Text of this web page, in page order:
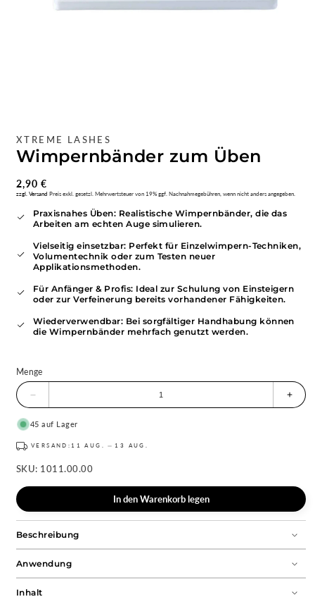
Modal
öffnen
XTREME LASHES
Wimpernbänder zum Üben
Normaler
Preis
2,90 €
zzgl. Versand Preis exkl. gesetzl. Mehrwertsteuer von 19% ggf. Nachnahmegebühren, wenn nicht anders angegeben.
Praxisnahes Üben: Realistische Wimpernbänder, die das
Arbeiten am echten Auge simulieren.
Vielseitig einsetzbar: Perfekt für Einzelwimpern-Techniken,
Volumentechnik oder zum Testen neuer
Applikationsmethoden.
Für Anfänger & Profis: Ideal zur Schulung von Einsteigern
oder zur Verfeinerung bereits vorhandener Fähigkeiten.
Wiederverwendbar: Bei sorgfältiger Handhabung können
die Wimpernbänder mehrfach genutzt werden.
Menge
für
Wimpernbänder
Üben
für
45 auf Lager
VERSAND:11 AUG. 13 AUG.
SKU: 1011.00.00
In den Warenkorb legen
Beschreibung
Anwendung
Inhalt